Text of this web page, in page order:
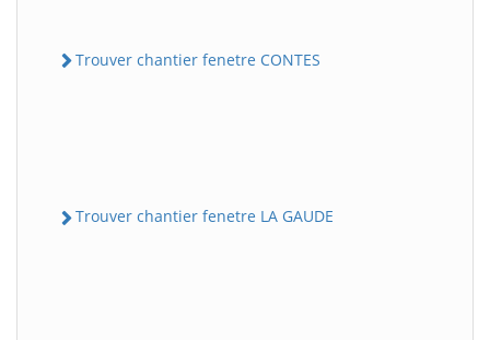
Trouver chantier fenetre CONTES
Trouver chantier fenetre LA GAUDE